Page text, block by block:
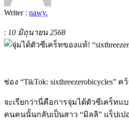
Writer : nawy.
: 10 มิถุนายน 2568
ช่อง “TikTok:
จะเรียกว่านี่คือการจุ่มได้ตัวซีเคร็ทแ
คนคนนั้นกลับเป็นสาว “มิลลิ” แร็ป